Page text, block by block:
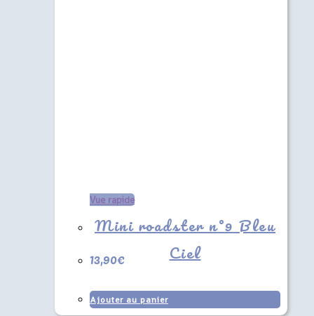
Vue rapide
Mini roadster n°9 Bleu
Ciel
13,90€
Ajouter au panier